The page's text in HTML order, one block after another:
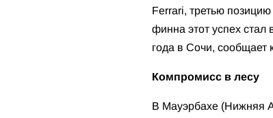
Ferrari, третью
финна этот успех стал
года в Сочи, сообщает
Компромисс в лесу
В Мауэрбахе (Нижняя